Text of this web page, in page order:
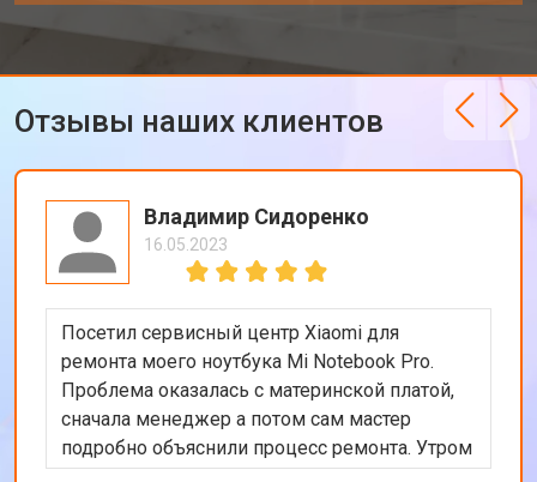
Отзывы наших клиентов
Владимир Сидоренко
16.05.2023
Посетил сервисный центр Xiaomi для
ремонта моего ноутбука Mi Notebook Pro.
Проблема оказалась с материнской платой,
сначала менеджер а потом сам мастер
подробно объяснили процесс ремонта. Утром
оставил заявку, в обед курьер приехал и к